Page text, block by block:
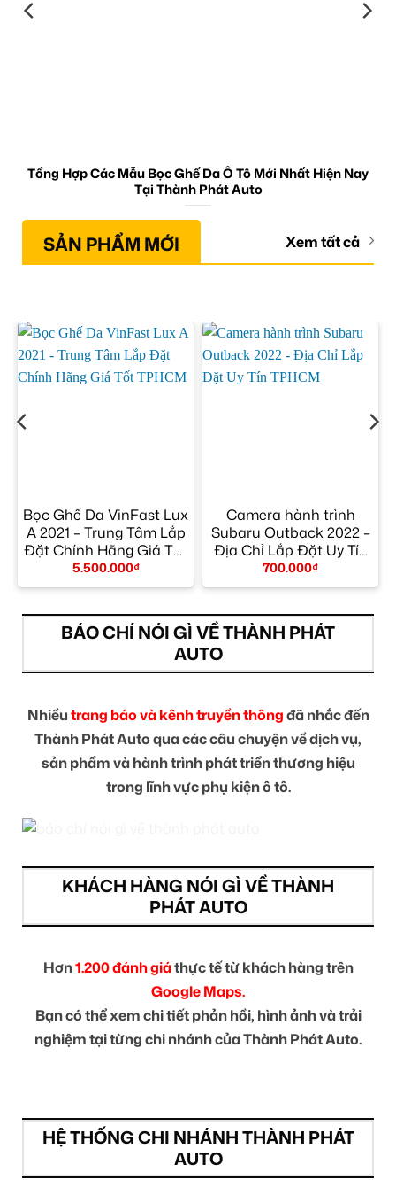
Tổng Hợp Các Mẫu Bọc Ghế Da Ô Tô Mới Nhất Hiện Nay
Tại Thành Phát Auto
SẢN PHẨM MỚI Xem tất cả
Bọc Ghế Da VinFast Lux
A 2021 – Trung Tâm Lắp
Đặt Chính Hãng Giá Tốt
TPHCM
5.500.000₫
Camera hành trình
Subaru Outback 2022 –
Địa Chỉ Lắp Đặt Uy Tín
TPHCM
700.000₫
BÁO CHÍ NÓI GÌ VỀ THÀNH PHÁT
AUTO
Nhiềutrang báo và kênh truyền thôngđã nhắc đến
Thành Phát Auto qua các câu chuyện về dịch vụ,
sản phẩm và hành trình phát triển thương hiệu
trong lĩnh vực phụ kiện ô tô.
KHÁCH HÀNG NÓI GÌ VỀ THÀNH
PHÁT AUTO
Hơn1.200 đánh giáthực tế từ khách hàng trên
Google Maps.
Bạn có thể xem chi tiết phản hồi, hình ảnh và trải
nghiệm tại từng chi nhánh của Thành Phát Auto.
HỆ THỐNG CHI NHÁNH THÀNH PHÁT
AUTO